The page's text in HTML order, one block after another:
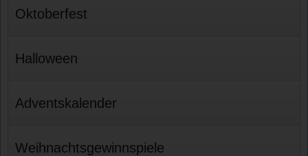
Oktoberfest
Halloween
Adventskalender
Weihnachtsgewinnspiele